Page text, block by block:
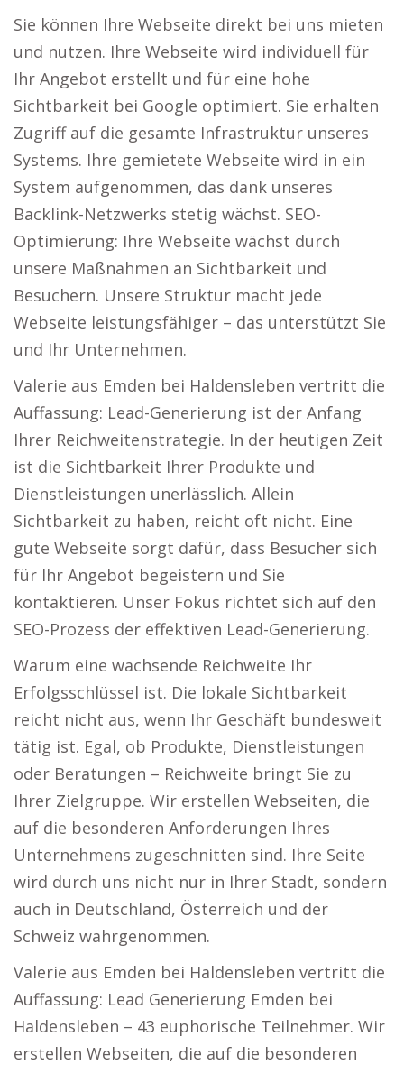
Sie können Ihre Webseite direkt bei uns mieten
und nutzen. Ihre Webseite wird individuell für
Ihr Angebot erstellt und für eine hohe
Sichtbarkeit bei Google optimiert. Sie erhalten
Zugriff auf die gesamte Infrastruktur unseres
Systems. Ihre gemietete Webseite wird in ein
System aufgenommen, das dank unseres
Backlink-Netzwerks stetig wächst. SEO-
Optimierung: Ihre Webseite wächst durch
unsere Maßnahmen an Sichtbarkeit und
Besuchern. Unsere Struktur macht jede
Webseite leistungsfähiger – das unterstützt Sie
und Ihr Unternehmen.
Valerie aus Emden bei Haldensleben vertritt die
Auffassung: Lead-Generierung ist der Anfang
Ihrer Reichweitenstrategie. In der heutigen Zeit
ist die Sichtbarkeit Ihrer Produkte und
Dienstleistungen unerlässlich. Allein
Sichtbarkeit zu haben, reicht oft nicht. Eine
gute Webseite sorgt dafür, dass Besucher sich
für Ihr Angebot begeistern und Sie
kontaktieren. Unser Fokus richtet sich auf den
SEO-Prozess der effektiven Lead-Generierung.
Warum eine wachsende Reichweite Ihr
Erfolgsschlüssel ist. Die lokale Sichtbarkeit
reicht nicht aus, wenn Ihr Geschäft bundesweit
tätig ist. Egal, ob Produkte, Dienstleistungen
oder Beratungen – Reichweite bringt Sie zu
Ihrer Zielgruppe. Wir erstellen Webseiten, die
auf die besonderen Anforderungen Ihres
Unternehmens zugeschnitten sind. Ihre Seite
wird durch uns nicht nur in Ihrer Stadt, sondern
auch in Deutschland, Österreich und der
Schweiz wahrgenommen.
Valerie aus Emden bei Haldensleben vertritt die
Auffassung: Lead Generierung Emden bei
Haldensleben – 43 euphorische Teilnehmer. Wir
erstellen Webseiten, die auf die besonderen